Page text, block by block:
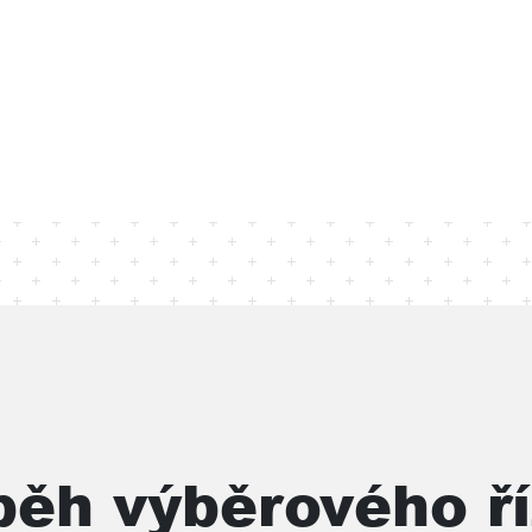
výběrového